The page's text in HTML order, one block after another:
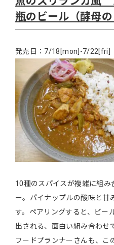
瓶のビール（酵母の
発売日：7/18[mon]-7/22[fri]
10種のスパイスが複雑に組み
ー。パイナップルの酸味と甘
す。ペアリングすると、ビー
出される、面白い組み合わせ
フードプランナーさんも、こ